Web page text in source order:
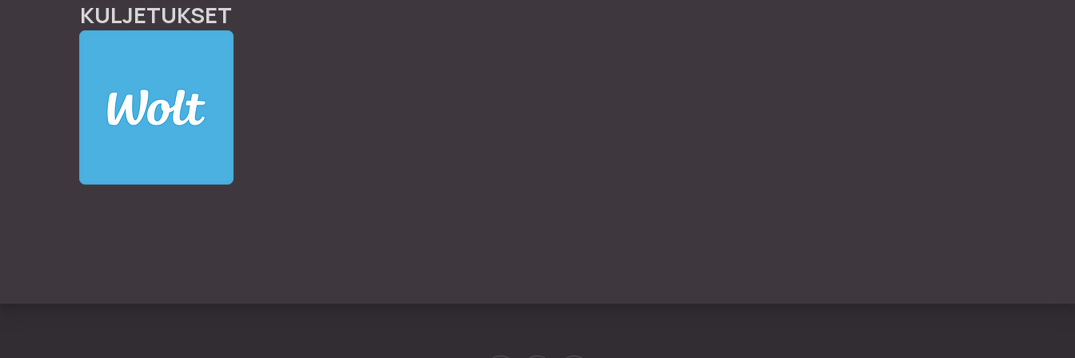
KULJETUKSET